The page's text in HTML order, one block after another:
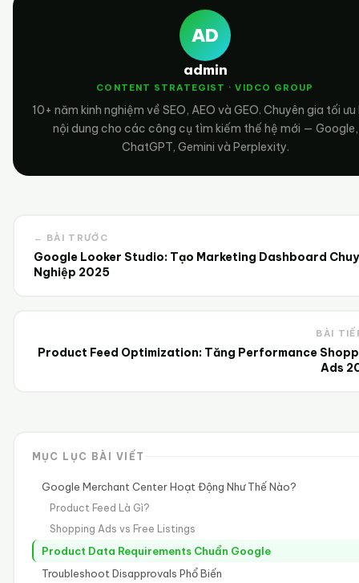
AD
admin
CONTENT STRATEGIST · VIDCO GROUP
10+ năm kinh nghiệm về SEO, AEO và GEO. Chuyên gia tối ưu
nội dung cho các công cụ tìm kiếm thế hệ mới — Google,
ChatGPT, Gemini và Perplexity.
← BÀI TRƯỚC
Google Looker Studio: Tạo Marketing Dashboard
Nghiệp 2025
BÀI
Product Feed Optimization: Tăng Performance
Ads
MỤC LỤC BÀI VIẾT
Google Merchant Center Hoạt Động Như Thế Nào?
Product Feed Là Gì?
Shopping Ads vs Free Listings
Product Data Requirements Chuẩn Google
Troubleshoot Disapprovals Phổ Biến